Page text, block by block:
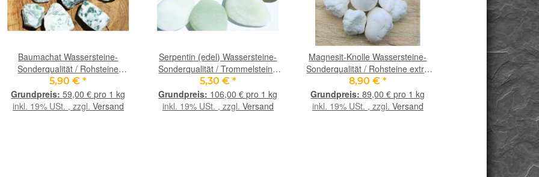
Baumachat Wassersteine-
Sonderqualität / Rohsteine
angetrommelt - ca. 100 g
5,90 €*
59,00 € pro 1 kg
inkl. 19% USt. , zzgl. Versand
Serpentin (edel) Wassersteine-
Sonderqualität / Trommelsteine
roh (Jade) - ca. 50 g
5,30 € *
106,00 € pro 1 kg
inkl. 19% USt. , zzgl. Versand
Magnesit-Knolle Wassersteine-
Sonderqualität / Rohsteine extra
angetrommelt - ca. 100 g (GKS)
8,90 € *
89,00 € pro 1 kg
inkl. 19% USt. , zzgl. Versand
Calcit rotorange
Wassersteine-
Rohsteine extra
ca. 100 g
6,90 € *
69,00
inkl. 19% USt. ,